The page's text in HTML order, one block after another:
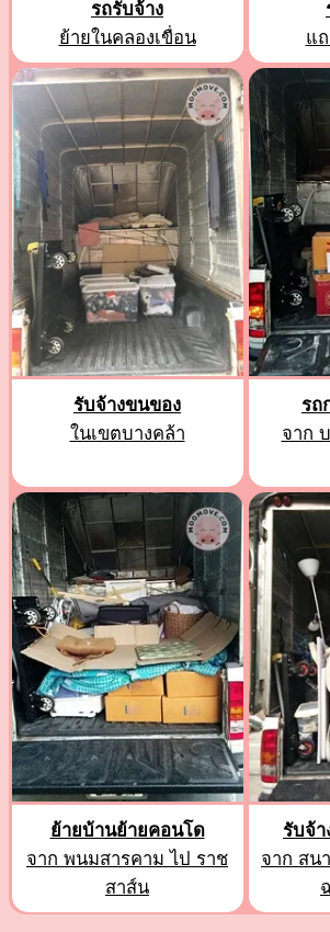
รถรับจ้าง
ย้ายในคลองเขื่อน
แ
รับจ้างขนของ
ในเขตบางคล้า
รถ
จาก
ย้ายบ้านย้ายคอนโด
จาก พนมสารคาม ไป ราช
สาส์น
รับจ้
จาก สน